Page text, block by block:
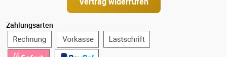
Zahlungsarten